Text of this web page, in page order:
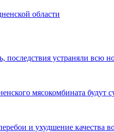
области
последствия устраняли всю
мясокомбината будут
и ухудшение качества